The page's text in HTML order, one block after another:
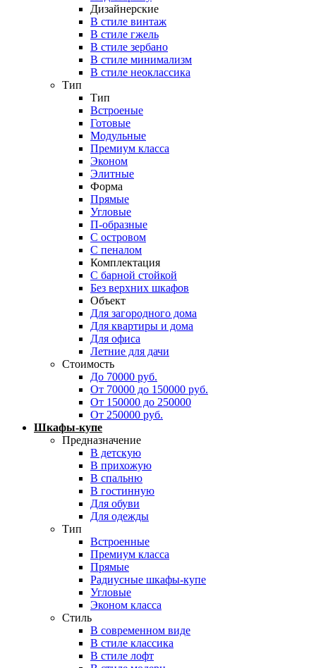
Дизайнерские
В стиле винтаж
В стиле гжель
В стиле зербано
В стиле минимализм
В стиле неоклассика
Тип
Тип
Встроеные
Готовые
Модульные
Премиум класса
Эконом
Элитные
Форма
Прямые
Угловые
П-образные
С островом
С пеналом
Комплектация
C барной стойкой
Без верхних шкафов
Объект
Для загородного дома
Для квартиры и дома
Для офиса
Летние для дачи
Стоимость
До 70000 руб.
От 70000 до 150000 руб.
От 150000 до 250000
От 250000 руб.
Шкафы-купе
Предназначение
В детскую
В прихожую
В спальню
В гостинную
Для обуви
Для одежды
Тип
Встроенные
Премиум класса
Прямые
Радиусные шкафы-купе
Угловые
Эконом класса
Стиль
В современном виде
В стиле классика
В стиле лофт